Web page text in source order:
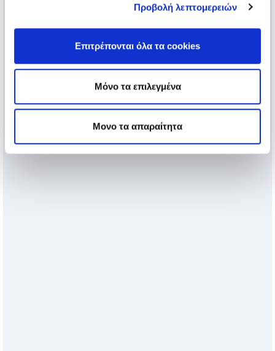
Προβολή λεπτομερειών
Επιτρέπονται όλα τα cookies
Μόνο τα επιλεγμένα
Μονο τα απαραίτητα